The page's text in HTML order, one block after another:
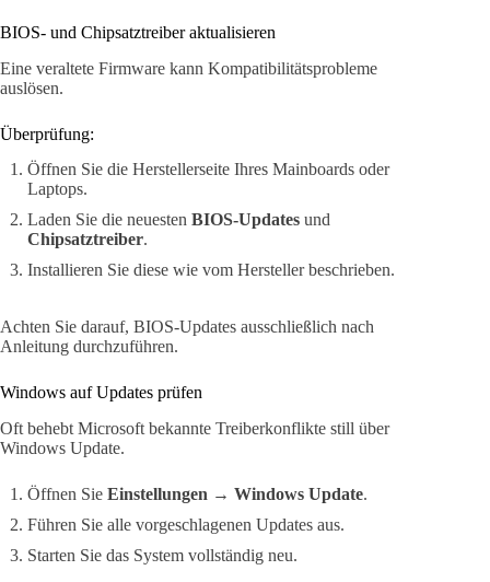
BIOS- und Chipsatztreiber aktualisieren
Eine veraltete Firmware kann Kompatibilitätsprobleme
auslösen.
Überprüfung:
Öffnen Sie die Herstellerseite Ihres Mainboards oder
Laptops.
Laden Sie die neuesten BIOS-Updates und
Chipsatztreiber.
Installieren Sie diese wie vom Hersteller beschrieben.
Achten Sie darauf, BIOS-Updates ausschließlich nach
Anleitung durchzuführen.
Windows auf Updates prüfen
Oft behebt Microsoft bekannte Treiberkonflikte still über
Windows Update.
Öffnen Sie Einstellungen → Windows Update.
Führen Sie alle vorgeschlagenen Updates aus.
Starten Sie das System vollständig neu.